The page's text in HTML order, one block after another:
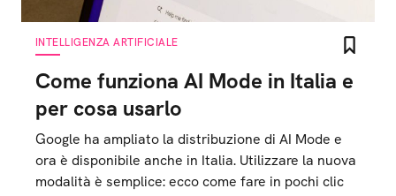
INTELLIGENZA ARTIFICIALE
Come funziona AI Mode in Italia e
per cosa usarlo
Google ha ampliato la distribuzione di AI Mode e
ora è disponibile anche in Italia. Utilizzare la nuova
modalità è semplice: ecco come fare in pochi clic